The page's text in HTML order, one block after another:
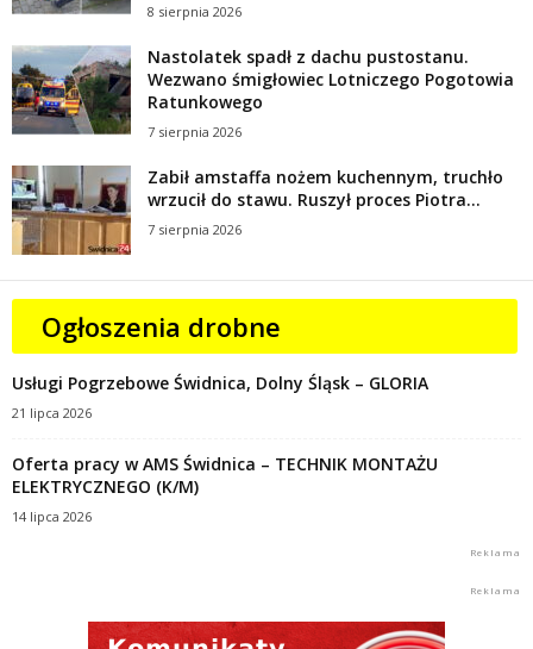
8 sierpnia 2026
Nastolatek spadł z dachu pustostanu.
Wezwano śmigłowiec Lotniczego Pogotowia
Ratunkowego
7 sierpnia 2026
Zabił amstaffa nożem kuchennym, truchło
wrzucił do stawu. Ruszył proces Piotra...
7 sierpnia 2026
Ogłoszenia drobne
Usługi Pogrzebowe Świdnica, Dolny Śląsk – GLORIA
21 lipca 2026
Oferta pracy w AMS Świdnica – TECHNIK MONTAŻU
ELEKTRYCZNEGO (K/M)
14 lipca 2026